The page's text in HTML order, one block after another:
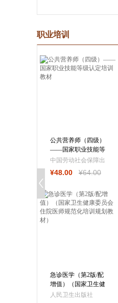
职业培训
公共营养师（四级）
——国家职业技能等
级认定培训教材
中国劳动社会保障出
版社
¥48.00 ¥64.00
急诊医学（第2版/配
增值）（国家卫生健
康委员会住院医师规
人民卫生出版社